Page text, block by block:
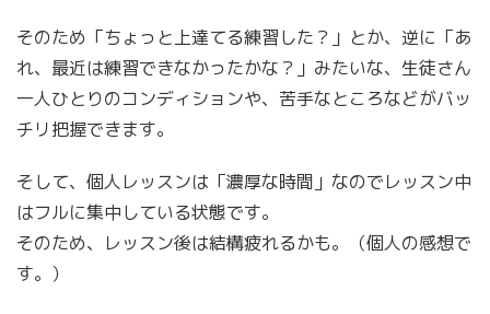
そのため「ちょっと上達てる練習した？」とか、逆に「あ
れ、最近は練習できなかったかな？」みたいな、生徒さん
一人ひとりのコンディションや、苦手なところなどがバッ
チリ把握できます。
そして、個人レッスンは「濃厚な時間」なのでレッスン中
はフルに集中している状態です。
そのため、レッスン後は結構疲れるかも。（個人の感想で
す。）